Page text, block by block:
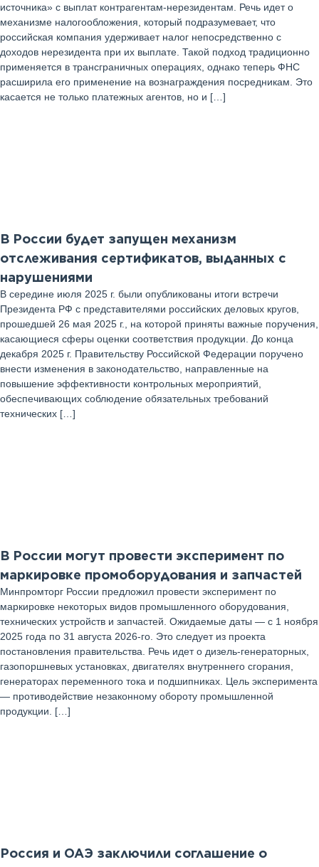
источника» с выплат контрагентам-нерезидентам. Речь идет о
механизме налогообложения, который подразумевает, что
российская компания удерживает налог непосредственно с
доходов нерезидента при их выплате. Такой подход традиционно
применяется в трансграничных операциях, однако теперь ФНС
расширила его применение на вознаграждения посредникам. Это
касается не только платежных агентов, но и […]
В России будет запущен механизм
отслеживания сертификатов, выданных с
нарушениями
В середине июля 2025 г. были опубликованы итоги встречи
Президента РФ с представителями российских деловых кругов,
прошедшей 26 мая 2025 г., на которой приняты важные поручения,
касающиеся сферы оценки соответствия продукции. До конца
декабря 2025 г. Правительству Российской Федерации поручено
внести изменения в законодательство, направленные на
повышение эффективности контрольных мероприятий,
обеспечивающих соблюдение обязательных требований
технических […]
В России могут провести эксперимент по
маркировке промоборудования и запчастей
Минпромторг России предложил провести эксперимент по
маркировке некоторых видов промышленного оборудования,
технических устройств и запчастей. Ожидаемые даты — с 1 ноября
2025 года по 31 августа 2026-го. Это следует из проекта
постановления правительства. Речь идет о дизель-генераторных,
газопоршневых установках, двигателях внутреннего сгорания,
генераторах переменного тока и подшипниках. Цель эксперимента
— противодействие незаконному обороту промышленной
продукции. […]
Россия и ОАЭ заключили соглашение о